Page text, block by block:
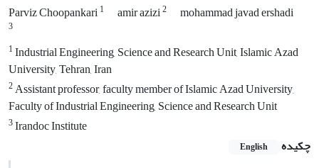
Parviz Choopankari1 amir azizi2 mohammad javad ershadi
3
1Industrial Engineering, Science and Research Unit, Islamic Azad
University, Tehran, Iran
2Assistant professor, faculty member of Islamic Azad University,
Faculty of Industrial Engineering, Science and Research Unit
3Irandoc Institute
چکیده
English